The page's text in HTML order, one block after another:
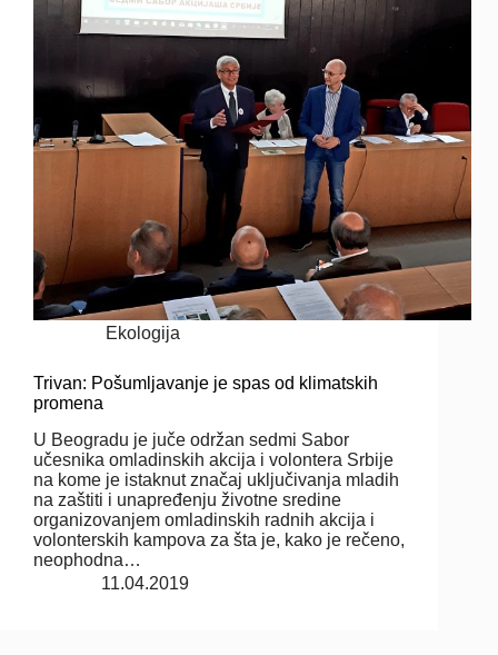
Ekologija
Trivan: Pošumljavanje je spas od klimatskih
promena
U Beogradu je juče održan sedmi Sabor
učesnika omladinskih akcija i volontera Srbije
na kome je istaknut značaj uključivanja mladih
na zaštiti i unapređenju životne sredine
organizovanjem omladinskih radnih akcija i
volonterskih kampova za šta je, kako je rečeno,
neophodna…
11.04.2019